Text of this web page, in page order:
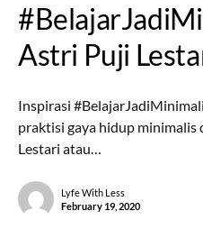
Astri Puji
Inspirasi
praktisi gaya hidup minimalis
Lestari atau…
Lyfe With Less
February 19, 2020